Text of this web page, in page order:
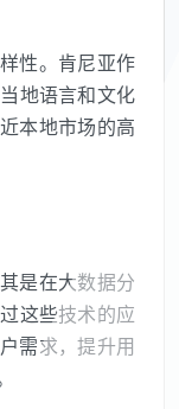
性。肯尼亚作
地语言和文化
本地市场的高
是在大数据分
这些技术的应
需求，提升用